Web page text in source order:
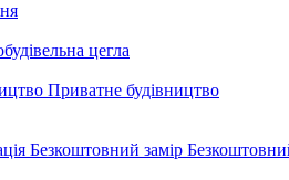
цегла
Приватне будівництво
Безкоштовний замір